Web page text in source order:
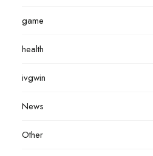
game
health
ivgwin
News
Other